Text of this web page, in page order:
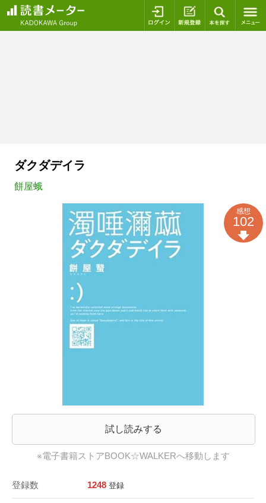
ログイン 新規登録
ダクダデイラ
餅屋蛾
試し読みする
※電子書籍ストアBOOK☆WALKERへ移動します
登録数 1248 登録
感想
102